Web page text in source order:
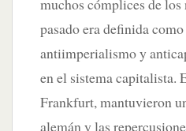
muchos cómplices de
pasado era definida
antiimperialismo y
en el sistema capitalista.
Frankfurt, mantuvieron
alemán y las